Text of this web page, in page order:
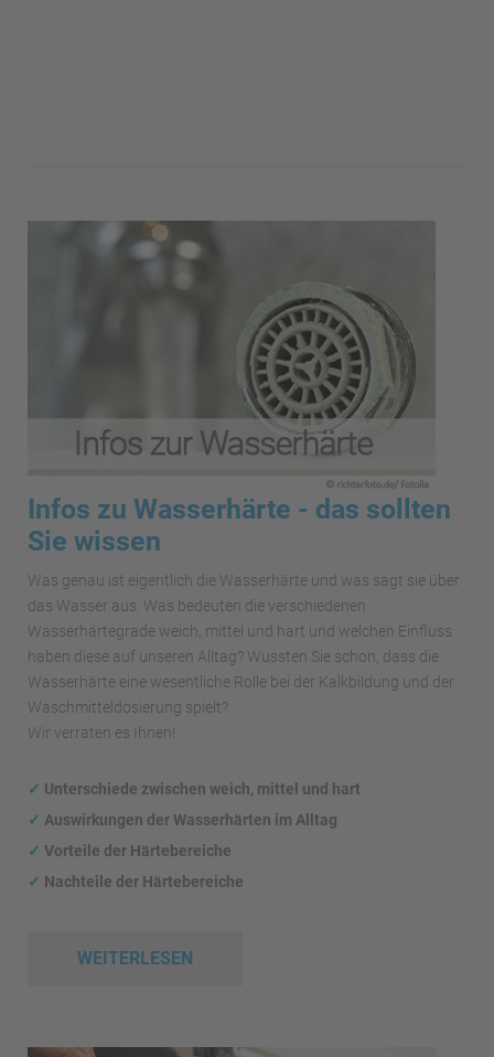
Infos zu Wasserhärte - das sollten
Sie wissen
Was genau ist eigentlich die Wasserhärte und was sagt sie über
das Wasser aus. Was bedeuten die verschiedenen
Wasserhärtegrade weich, mittel und hart und welchen Einfluss
haben diese auf unseren Alltag? Wussten Sie schon, dass die
Wasserhärte eine wesentliche Rolle bei der Kalkbildung und der
Waschmitteldosierung spielt?
Wir verraten es Ihnen!
✓ Unterschiede zwischen weich, mittel und hart
✓ Auswirkungen der Wasserhärten im Alltag
✓ Vorteile der Härtebereiche
✓ Nachteile der Härtebereiche
WEITERLESEN